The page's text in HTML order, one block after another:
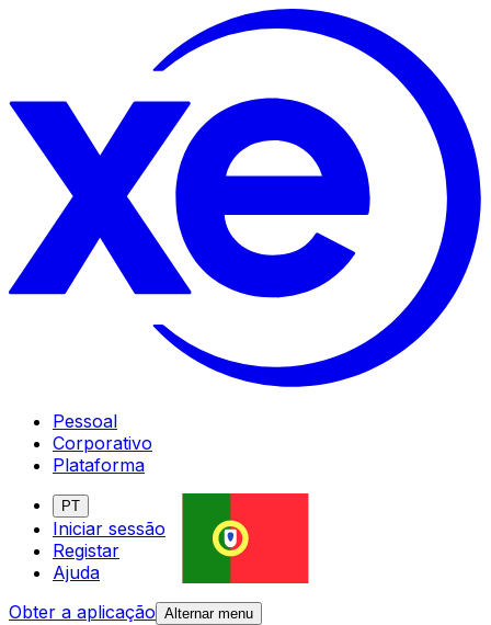
Pessoal
Corporativo
Plataforma
PT
Iniciar sessão
Registar
Ajuda
Obter a aplicação Alternar menu